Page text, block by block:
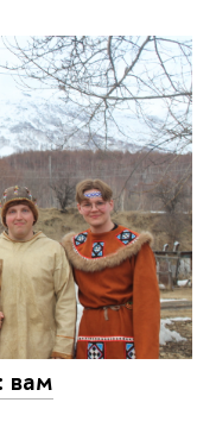
вам